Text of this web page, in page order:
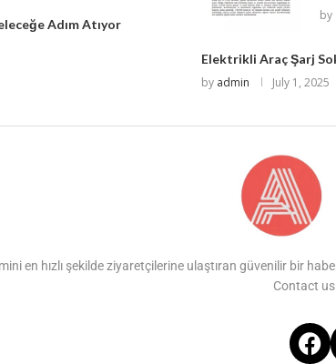
Adım Atıyor
by
Elektrikli Araç Şarj
by admin July 1, 2025
en hızlı şekilde ziyaretçilerine ulaştıran güvenilir bir
Contact